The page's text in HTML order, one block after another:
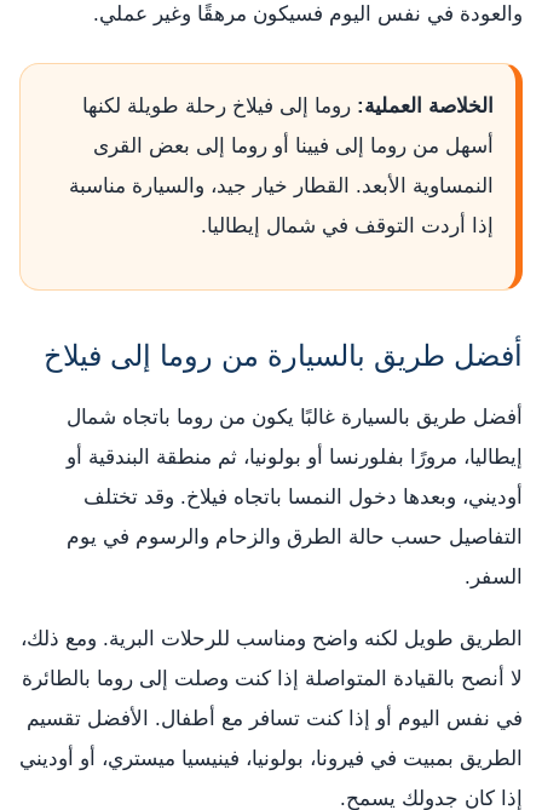
والعودة في نفس اليوم فسيكون مرهقًا وغير عملي.
الخلاصة العملية: روما إلى فيلاخ رحلة طويلة لكنها
أسهل من روما إلى فيينا أو روما إلى بعض القرى
النمساوية الأبعد. القطار خيار جيد، والسيارة مناسبة
إذا أردت التوقف في شمال إيطاليا.
أفضل طريق بالسيارة من روما إلى فيلاخ
أفضل طريق بالسيارة غالبًا يكون من روما باتجاه شمال
إيطاليا، مرورًا بفلورنسا أو بولونيا، ثم منطقة البندقية أو
أوديني، وبعدها دخول النمسا باتجاه فيلاخ. وقد تختلف
التفاصيل حسب حالة الطرق والزحام والرسوم في يوم
السفر.
الطريق طويل لكنه واضح ومناسب للرحلات البرية. ومع ذلك،
لا أنصح بالقيادة المتواصلة إذا كنت وصلت إلى روما بالطائرة
في نفس اليوم أو إذا كنت تسافر مع أطفال. الأفضل تقسيم
الطريق بمبيت في فيرونا، بولونيا، فينيسيا ميستري، أو أوديني
إذا كان جدولك يسمح.